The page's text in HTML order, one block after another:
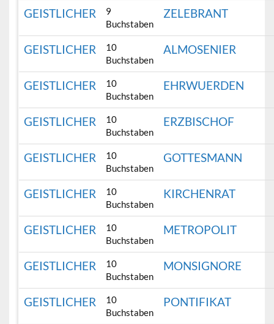
GEISTLICHER
9
Buchstaben
ZELEBRANT
GEISTLICHER
10
Buchstaben
ALMOSENIER
GEISTLICHER
10
Buchstaben
EHRWUERDEN
GEISTLICHER
10
Buchstaben
ERZBISCHOF
GEISTLICHER
10
Buchstaben
GOTTESMANN
GEISTLICHER
10
Buchstaben
KIRCHENRAT
GEISTLICHER
10
Buchstaben
METROPOLIT
GEISTLICHER
10
Buchstaben
MONSIGNORE
GEISTLICHER
10
Buchstaben
PONTIFIKAT